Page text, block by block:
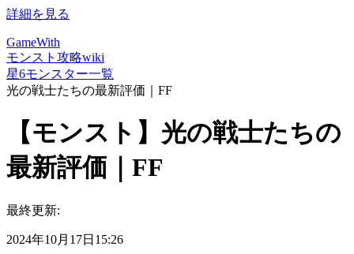
詳細を見る
GameWith
モンスト攻略wiki
星6モンスター一覧
光の戦士たちの最新評価｜FF
【モンスト】光の戦士たちの
最新評価｜FF
最終更新:
2024年10月17日15:26